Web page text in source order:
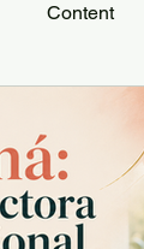
Content